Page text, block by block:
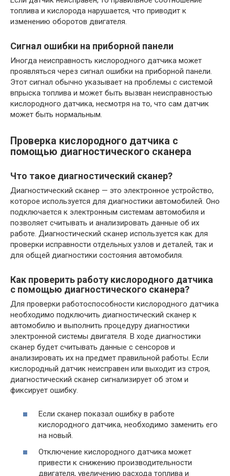
топлива и кислорода нарушается, что приводит к
изменению оборотов двигателя.
Сигнал ошибки на приборной панели
Иногда неисправность кислородного датчика может
проявляться через сигнал ошибки на приборной панели.
Этот сигнал обычно указывает на проблемы с системой
впрыска топлива и может быть вызван неисправностью
кислородного датчика, несмотря на то, что сам датчик
может быть нормальным.
Проверка кислородного датчика с
помощью диагностического сканера
Что такое диагностический сканер?
Диагностический сканер — это электронное устройство,
которое используется для диагностики автомобилей. Оно
подключается к электронным системам автомобиля и
позволяет считывать и анализировать данные об их
работе. Диагностический сканер используется как для
проверки исправности отдельных узлов и деталей, так и
для общей диагностики состояния автомобиля.
Как проверить работу кислородного датчика
с помощью диагностического сканера?
Для проверки работоспособности кислородного датчика
необходимо подключить диагностический сканер к
автомобилю и выполнить процедуру диагностики
электронной системы двигателя. В ходе диагностики
сканер будет считывать данные с сенсоров и
анализировать их на предмет правильной работы. Если
кислородный датчик неисправен или выходит из строя,
диагностический сканер сигнализирует об этом и
фиксирует ошибку.
Если сканер показал ошибку в работе
кислородного датчика, необходимо заменить его
на новый.
Отключение кислородного датчика может
привести к снижению производительности
двигателя, увеличению расхода топлива и